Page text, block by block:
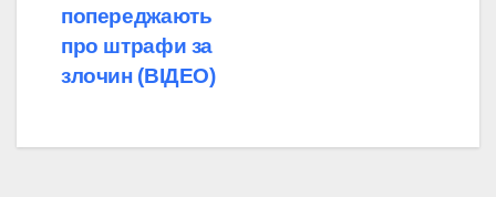
попереджають
про штрафи за
злочин (ВІДЕО)